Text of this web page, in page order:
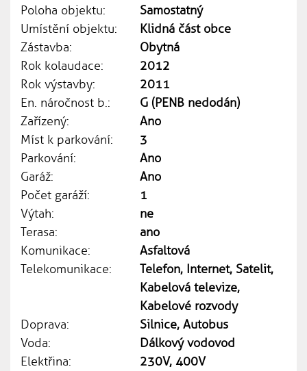
Poloha objektu:
Samostatný
Umístění objektu:
Klidná část obce
Zástavba:
Obytná
Rok kolaudace:
2012
Rok výstavby:
2011
En. náročnost b.:
G (PENB nedodán)
Zařízený:
Ano
Míst k parkování:
3
Parkování:
Ano
Garáž:
Ano
Počet garáží:
1
Výtah:
ne
Terasa:
ano
Komunikace:
Asfaltová
Telekomunikace:
Telefon, Internet, Satelit,
Kabelová televize,
Kabelové rozvody
Doprava:
Silnice, Autobus
Voda:
Dálkový vodovod
Elektřina:
230V, 400V